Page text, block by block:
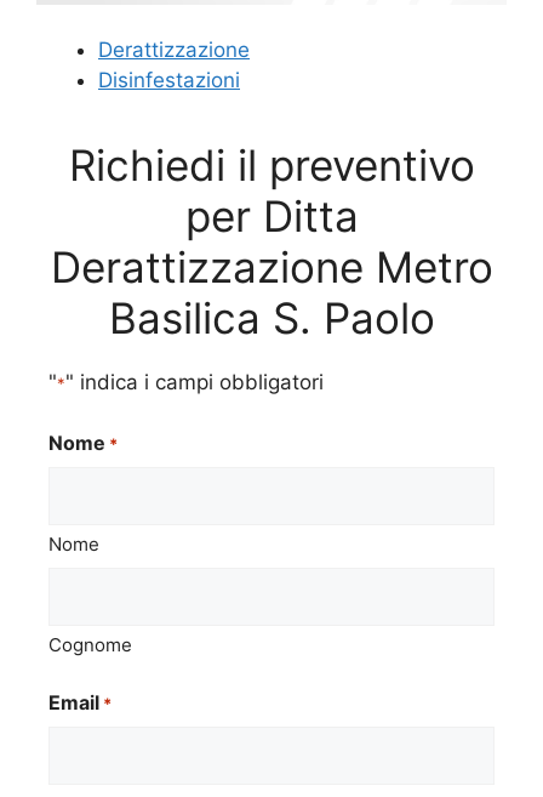
Derattizzazione
Disinfestazioni
Richiedi il preventivo
per Ditta
Derattizzazione Metro
Basilica S. Paolo
"*" indica i campi obbligatori
Nome *
Nome
Cognome
Email *